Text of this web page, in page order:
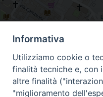
Via Santo Stefano 1, Prato,
Informativa
Utilizziamo cookie o
finalità tecniche e, con
altre finalità
"miglioramento